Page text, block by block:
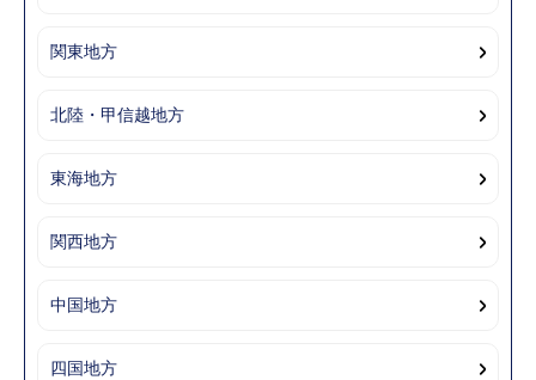
関東地方
北陸・甲信越地方
東海地方
関西地方
中国地方
四国地方